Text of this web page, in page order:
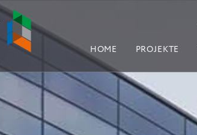
HOME PROJEKTE